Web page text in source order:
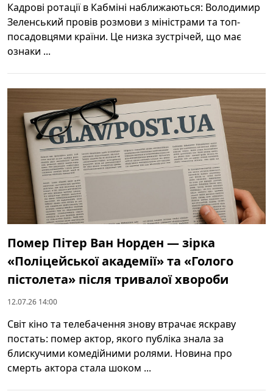
Кадрові ротації в Кабміні наближаються: Володимир
Зеленський провів розмови з міністрами та топ-
посадовцями країни. Це низка зустрічей, що має
ознаки ...
Помер Пітер Ван Норден — зірка
«Поліцейської академії» та «Голого
пістолета» після тривалої хвороби
12.07.26 14:00
Світ кіно та телебачення знову втрачає яскраву
постать: помер актор, якого публіка знала за
блискучими комедійними ролями. Новина про
смерть актора стала шоком ...